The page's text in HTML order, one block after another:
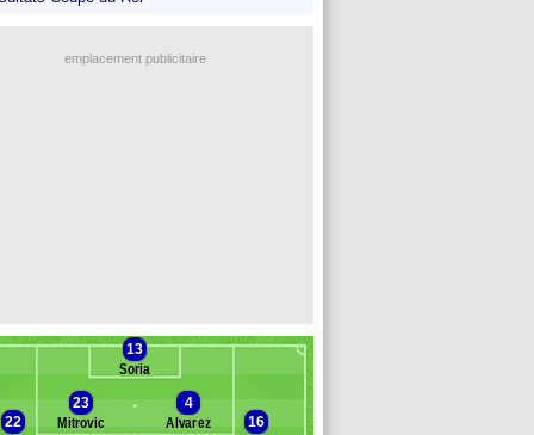
emplacement publicitaire
13
Soria
23
Mitrovic
4
Álvarez
22
16